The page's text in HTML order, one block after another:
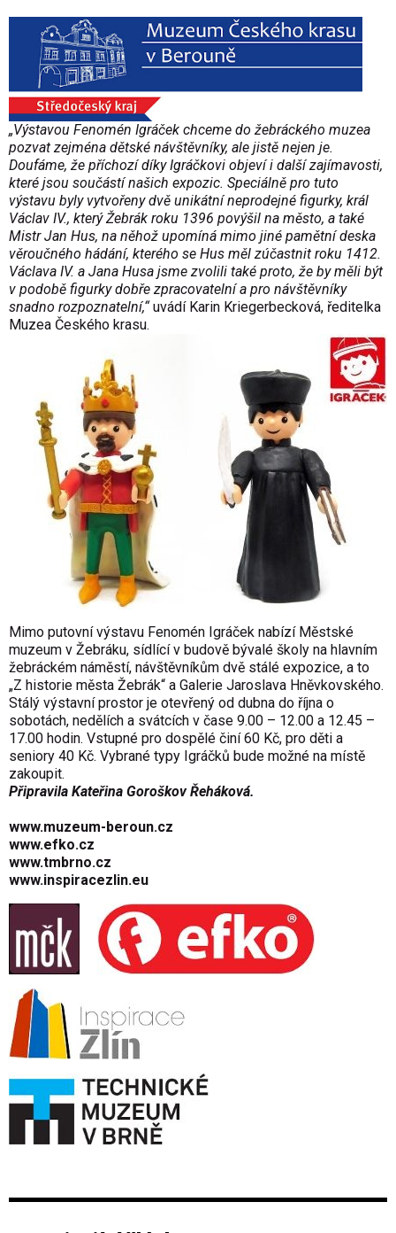
„Výstavou Fenomén Igráček chceme do žebráckého muzea
pozvat zejména dětské návštěvníky, ale jistě nejen je.
Doufáme, že příchozí díky Igráčkovi objeví i další zajímavosti,
které jsou součástí našich expozic. Speciálně pro tuto
výstavu byly vytvořeny dvě unikátní neprodejné figurky, král
Václav IV., který Žebrák roku 1396 povýšil na město, a také
Mistr Jan Hus, na něhož upomíná mimo jiné pamětní deska
věroučného hádání, kterého se Hus měl zúčastnit roku 1412.
Václava IV. a Jana Husa jsme zvolili také proto, že by měli být
v podobě figurky dobře zpracovatelní a pro návštěvníky
snadno rozpoznatelní,“ uvádí Karin Kriegerbecková, ředitelka
Muzea Českého krasu.
Mimo putovní výstavu Fenomén Igráček nabízí Městské
muzeum v Žebráku, sídlící v budově bývalé školy na hlavním
žebráckém náměstí, návštěvníkům dvě stálé expozice, a to
„Z historie města Žebrák“ a Galerie Jaroslava Hněvkovského.
Stálý výstavní prostor je otevřený od dubna do října o
sobotách, nedělích a svátcích v čase 9.00 – 12.00 a 12.45 –
17.00 hodin. Vstupné pro dospělé činí 60 Kč, pro děti a
seniory 40 Kč. Vybrané typy Igráčků bude možné na místě
zakoupit.
Připravila Kateřina Goroškov Řeháková.
www.muzeum-beroun.cz
www.efko.cz
www.tmbrno.cz
www.inspiracezlin.eu